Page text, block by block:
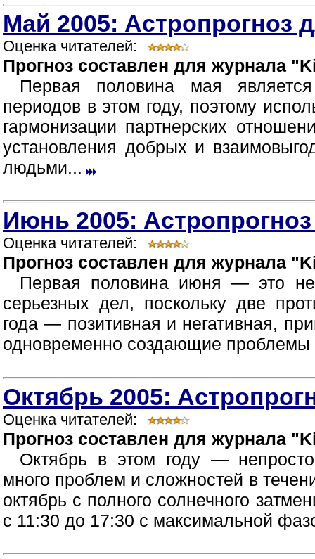
Май 2005: Астропрогноз
Оценка читателей:
Прогноз составлен для журнала
Первая половина мая
периодов в этом году, поэтому
гармонизации партнерских
установления добрых и
людьми...
Июнь 2005:
Оценка читателей:
Прогноз составлен для журнала
Первая половина июня — это
серьезных дел, поскольку две
года — позитивная и негативная,
одновременно создающие
Октябрь 2005:
Оценка читателей:
Прогноз составлен для журнала
Октябрь в этом году —
много проблем и сложностей в
октябрь с полного солнечного
с 11:30 до 17:30 с максимальной